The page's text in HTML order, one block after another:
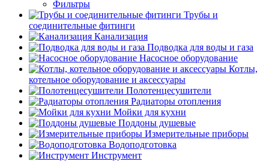
Фильтры
Трубы и
соединительные фитинги
Канализация
Подводка для воды и газа
Насосное оборудование
Котлы,
котельное оборудование и аксессуары
Полотенцесушители
Радиаторы отопления
Мойки для кухни
Поддоны душевые
Измерительные приборы
Водоподготовка
Инструмент